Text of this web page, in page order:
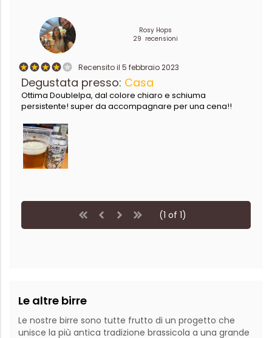
Rosy Hops
29 recensioni
Recensito il 5 febbraio 2023
Degustata presso: Casa
Ottima DoubleIpa, dal colore chiaro e schiuma
persistente! super da accompagnare per una cena!!
(1 of 1)
Le altre birre
Le nostre birre sono tutte frutto di un progetto che
unisce la più antica tradizione brassicola a una grande